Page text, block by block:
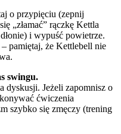
o przypięciu (zepnij
„złamać” rączkę Kettla
i wypuść powietrze.
– pamiętaj, że Kettlebell nie
swingu.
dyskusji. Jeżeli zapomnisz o
ćwiczenia
szybko się zmęczy (trening